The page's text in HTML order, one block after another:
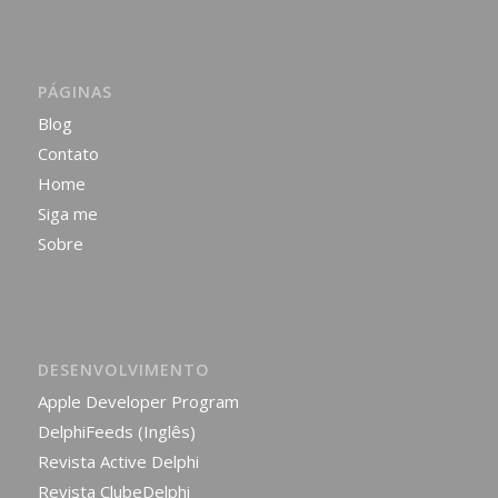
PÁGINAS
Blog
Contato
Home
Siga me
Sobre
DESENVOLVIMENTO
Apple Developer Program
DelphiFeeds (Inglês)
Revista Active Delphi
Revista ClubeDelphi